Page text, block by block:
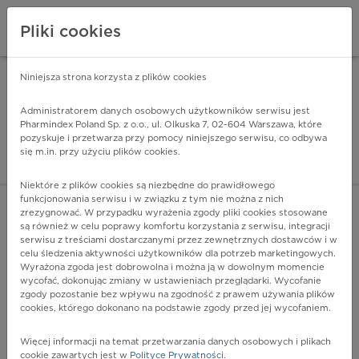
Pharmindex - lider
ZALOGUJ SIĘ
G40.5 - Szczególne zespoły padaczkowe
Więcej na lekiicd10.pl
Pliki cookies
Niniejsza strona korzysta z plików cookies
Administratorem danych osobowych użytkowników serwisu jest
Pharmindex Poland Sp. z o.o., ul. Olkuska 7, 02-604 Warszawa, które
pozyskuje i przetwarza przy pomocy niniejszego serwisu, co odbywa
się m.in. przy użyciu plików cookies.
Niektóre z plików cookies są niezbędne do prawidłowego
funkcjonowania serwisu i w związku z tym nie można z nich
zrezygnować. W przypadku wyrażenia zgody pliki cookies stosowane
są również w celu poprawy komfortu korzystania z serwisu, integracji
serwisu z treściami dostarczanymi przez zewnętrznych dostawców i w
celu śledzenia aktywności użytkowników dla potrzeb marketingowych.
Wyrażona zgoda jest dobrowolna i można ją w dowolnym momencie
wycofać, dokonując zmiany w ustawieniach przeglądarki. Wycofanie
zgody pozostanie bez wpływu na zgodność z prawem używania plików
cookies, którego dokonano na podstawie zgody przed jej wycofaniem.
Więcej informacji na temat przetwarzania danych osobowych i plikach
cookie zawartych jest w Polityce Prywatności.
ZA DARMO - w Google Play INSTALUJ